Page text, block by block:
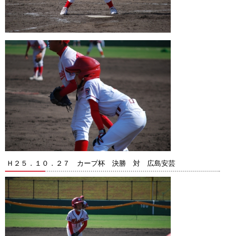
Ｈ２５．１０．２７ カープ杯 決勝 対 広島安芸